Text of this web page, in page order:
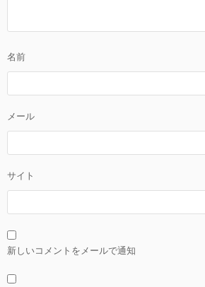
名前
メール
サイト
新しいコメントをメールで通知